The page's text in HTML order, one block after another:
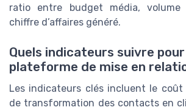
ratio entre budget média,
chiffre d’affaires généré.
Quels indicateurs suivre
plateforme de mise en
Les indicateurs clés incluent le
de transformation des contacts en